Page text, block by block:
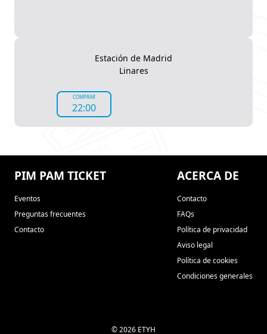
Estación de Madrid
Linares
COMPRAR
22:00
PIM PAM TICKET
Eventos
Preguntas frecuentes
Contacto
ACERCA DE
Contacto
FAQs
Política de privacidad
Aviso legal
Política de cookies
Condiciones generales
© 2026 ETYH